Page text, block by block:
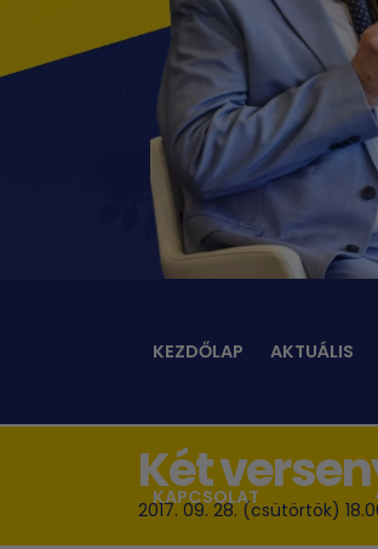
KEZDŐLAP AKTUÁLIS
KAPCSOLAT
Két
2017. 09. 28. (csütörtök)